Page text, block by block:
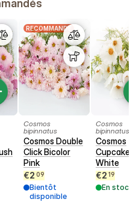
RECOMMANDÉ
Cosmos
bipinnatus
Cosmos Double
Click Bicolor
Pink
€2 09
Bientôt
disponible
Cosmos
bipinnatus
Cosmos
Cupcakes
White
€2 19
En stock